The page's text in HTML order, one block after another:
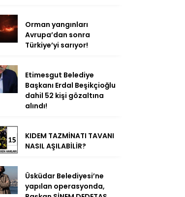
Orman yangınları
Avrupa’dan sonra
Türkiye’yi sarıyor!
Etimesgut Belediye
Başkanı Erdal Beşikçioğlu
dahil 52 kişi gözaltına
alındı!
KIDEM TAZMİNATI TAVANI
NASIL AŞILABİLİR?
Üsküdar Belediyesi’ne
yapılan operasyonda,